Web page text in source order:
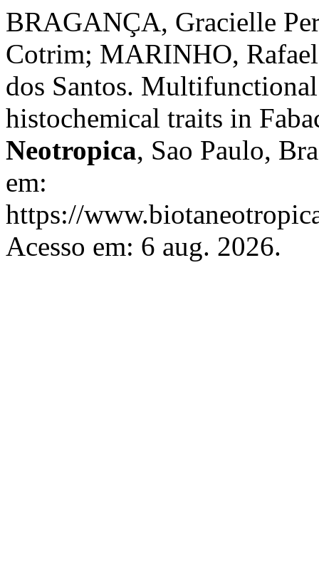
BRAGANÇA, Gracielle
Cotrim; MARINHO,
dos Santos.
histochemical traits in
Neotropica, Sao Paulo,
em:
https://
Acesso em: 6 aug. 2026.